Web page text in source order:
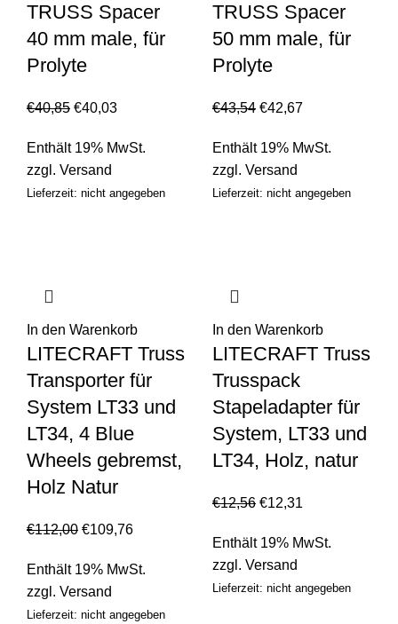
TRUSS Spacer
40 mm male, für
Prolyte
€40,85 €40,03
Enthält 19% MwSt.
zzgl. Versand
Lieferzeit: nicht angegeben
TRUSS Spacer
50 mm male, für
Prolyte
€43,54 €42,67
Enthält 19% MwSt.
zzgl. Versand
Lieferzeit: nicht angegeben
In den Warenkorb
LITECRAFT Truss
Transporter für
System LT33 und
LT34, 4 Blue
Wheels gebremst,
Holz Natur
€112,00 €109,76
Enthält 19% MwSt.
zzgl. Versand
Lieferzeit: nicht angegeben
In den Warenkorb
LITECRAFT Truss
Trusspack
Stapeladapter für
System, LT33 und
LT34, Holz, natur
€12,56 €12,31
Enthält 19% MwSt.
zzgl. Versand
Lieferzeit: nicht angegeben